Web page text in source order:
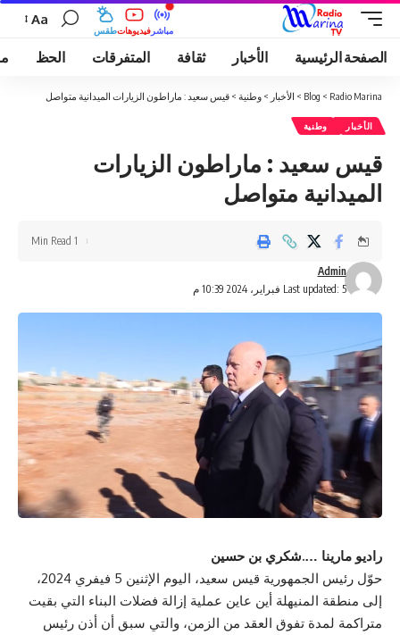
طقسفيديوهات مباشر
Aa
الصفحة الرئيسية الأخبار ثقافة المتفرقات الحظ
Radio Marina
>
Blog
> الأخبار > وطنية > قيس سعيد : ماراطون الزيارات الميدانية متواصل
الأخبار وطنية
قيس سعيد : ماراطون الزيارات
الميدانية متواصل
Last updated: 5 فبراير، 2024 10:39 م
Admin
1 Min Read
راديو مارينا ….شكري بن حسين
حوّل رئيس الجمهورية قيس سعيد، اليوم الإثنين 5 فيفري 2024،
إلى منطقة المنيهلة أين عاين عملية إزالة فضلات البناء التي بقيت
متراكمة لمدة تفوق العقد من الزمن، والتي سبق أن أذن رئيس